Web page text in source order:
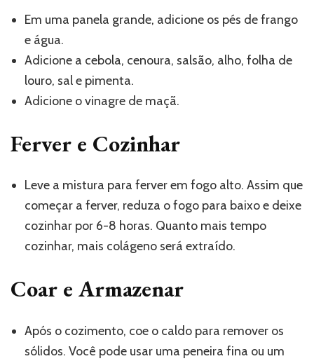
Em uma panela grande, adicione os pés de frango
e água.
Adicione a cebola, cenoura, salsão, alho, folha de
louro, sal e pimenta.
Adicione o vinagre de maçã.
Ferver e Cozinhar
Leve a mistura para ferver em fogo alto. Assim que
começar a ferver, reduza o fogo para baixo e deixe
cozinhar por 6-8 horas. Quanto mais tempo
cozinhar, mais colágeno será extraído.
Coar e Armazenar
Após o cozimento, coe o caldo para remover os
sólidos. Você pode usar uma peneira fina ou um